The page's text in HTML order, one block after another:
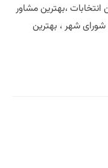
انتخابات ،بهترین مشاور
شهر ، بهترین